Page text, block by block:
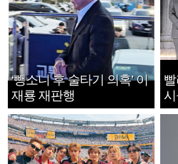
‘뺑소니 후 술타기 의혹’ 이
재룡 재판행
지